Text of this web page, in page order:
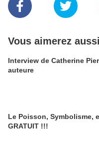
Vous aimerez aussi
Interview de Catherine
auteure
Le Poisson, Symbolisme,
GRATUIT !!!